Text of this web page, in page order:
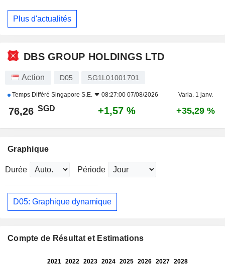
Plus d'actualités
DBS GROUP HOLDINGS LTD
Action D05 SG1L01001701
Temps Différé Singapore S.E. 08:27:00 07/08/2026 Varia. 1 janv.
76,26 SGD +1,57 % +35,29 %
Graphique
Durée Période
D05: Graphique dynamique
Compte de Résultat et Estimations